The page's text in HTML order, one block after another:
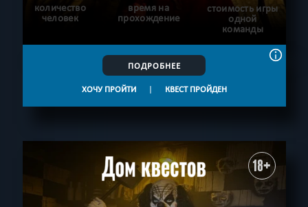
количество
человек
время на
прохождение
стоимость игры
одной
команды
ПОДРОБНЕЕ
ХОЧУ ПРОЙТИ | КВЕСТ ПРОЙДЕН
18+